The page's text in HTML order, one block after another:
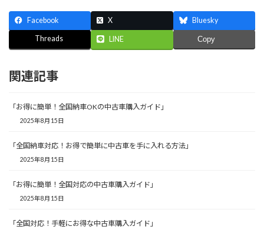
Facebook X Bluesky
Threads LINE Copy
関連記事
「お得に簡単！全国納車OKの中古車購入ガイド」
2025年8月15日
「全国納車対応！お得で簡単に中古車を手に入れる方法」
2025年8月15日
「お得に簡単！全国対応の中古車購入ガイド」
2025年8月15日
「全国対応！手軽にお得な中古車購入ガイド」